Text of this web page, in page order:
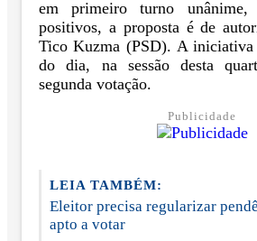
em primeiro turno
positivos, a proposta é de
Tico Kuzma (PSD). A iniciativa
do dia, na sessão desta
segunda votação.
Publicidade
LEIA TAMBÉM:
Eleitor precisa regularizar
apto a votar